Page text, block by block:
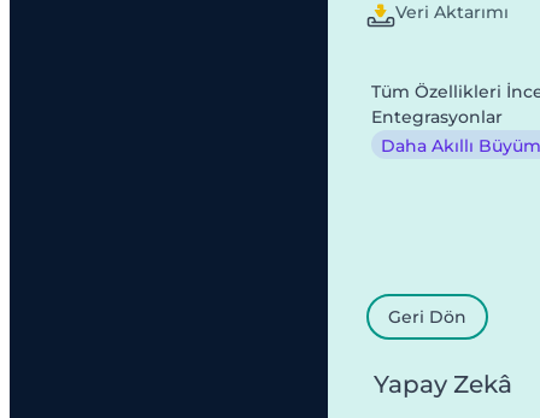
Veri Aktarımı
Tüm Özellikleri
Entegrasyonlar
Daha Akıllı
Geri Dön
Yapay Zekâ